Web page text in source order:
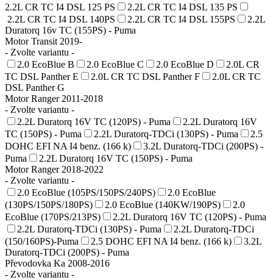
2.2L CR TC I4 DSL 125 PS
2.2L CR TC I4 DSL 135 PS
2.2L CR TC I4 DSL 140PS
2.2L CR TC I4 DSL 155PS
2.2L
Duratorq 16v TC (155PS) - Puma
Motor Transit 2019-
- Zvolte variantu -
2.0 EcoBlue B
2.0 EcoBlue C 2.0 EcoBlue D
2.0L CR
TC DSL Panther E
2.0L CR TC DSL Panther F
2.0L CR TC
DSL Panther G
Motor Ranger 2011-2018
- Zvolte variantu -
2.2L Duratorq 16V TC (120PS) - Puma
2.2L Duratorq 16V
TC (150PS) - Puma
2.2L Duratorq-TDCi (130PS) - Puma
2.5
DOHC EFI NA I4 benz. (166 k)
3.2L Duratorq-TDCi (200PS) -
Puma
2.2L Duratorq 16V TC (150PS) - Puma
Motor Ranger 2018-2022
- Zvolte variantu -
2.0 EcoBlue (105PS/150PS/240PS)
2.0 EcoBlue
(130PS/150PS/180PS)
2.0 EcoBlue (140KW/190PS)
2.0
EcoBlue (170PS/213PS)
2.2L Duratorq 16V TC (120PS) - Puma
2.2L Duratorq-TDCi (130PS) - Puma
2.2L Duratorq-TDCi
(150/160PS)-Puma
2.5 DOHC EFI NA I4 benz. (166 k)
3.2L
Duratorq-TDCi (200PS) - Puma
Převodovka Ka 2008-2016
- Zvolte variantu -